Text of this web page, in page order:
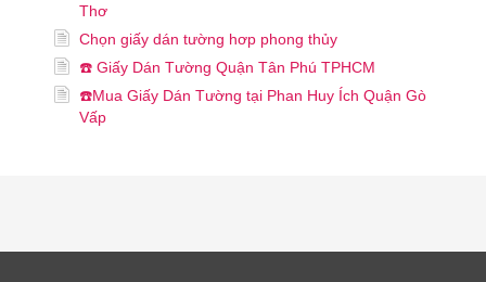
Thơ
Chọn giấy dán tường hơp phong thủy
☎️ Giấy Dán Tường Quận Tân Phú TPHCM
☎️Mua Giấy Dán Tường tại Phan Huy Ích Quận Gò
Vấp